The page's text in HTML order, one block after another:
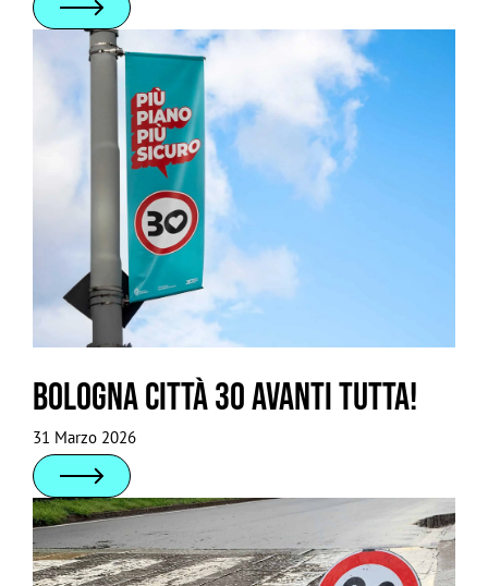
Bologna Città 30 avanti tutta!
31 Marzo 2026